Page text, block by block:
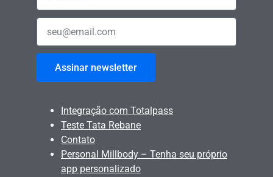
Assinar newsletter
Integração com Totalpass
Teste Tata Rebane
Contato
Personal Millbody – Tenha seu próprio
app personalizado